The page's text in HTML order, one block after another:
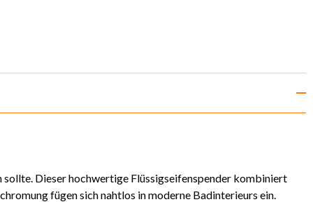
sollte. Dieser hochwertige Flüssigseifenspender kombiniert
fügen sich nahtlos in moderne Badinterieurs ein.